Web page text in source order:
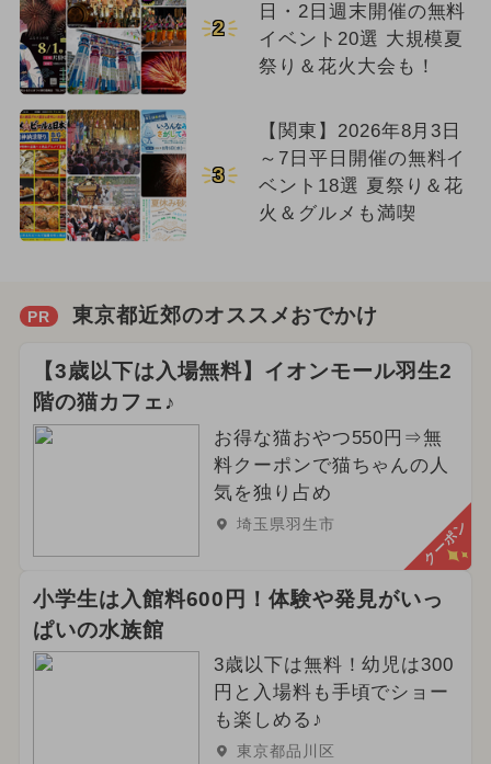
2
日・2日週末開催の無料
イベント20選 大規模夏
祭り＆花火大会も！
3
【関東】2026年8月3日
～7日平日開催の無料イ
ベント18選 夏祭り＆花
火＆グルメも満喫
PR 東京都近郊のオススメおでかけ
【3歳以下は入場無料】イオンモール羽生2
階の猫カフェ♪
お得な猫おやつ550円⇒無
料クーポンで猫ちゃんの人
気を独り占め
埼玉県羽生市 クーポン
小学生は入館料600円！体験や発見がいっ
ぱいの水族館
3歳以下は無料！幼児は300
円と入場料も手頃でショー
も楽しめる♪
東京都品川区